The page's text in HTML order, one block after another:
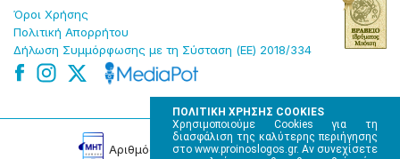
ΠΟΛΙΤΙΚΗ ΧΡΗΣΗΣ COOKIES
Χρησιμοποιούμε Cookies για τη
διασφάλιση της καλύτερης περιήγησης
στο www.proinoslogos.gr. Αν συνεχίσετε
Όροɩ Χρήσης
Πολɩτɩκή Απορρήτου
Δήλωση Συμμόρφωσης με τη Σύσταση (ΕΕ) 2018/334
Αρɩθμός Πɩστοποίησης Μ.Η.Τ. 220242